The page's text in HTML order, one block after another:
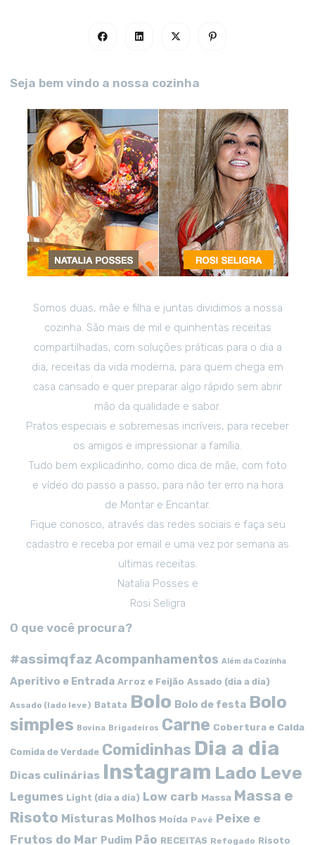
Seja bem vindo a nossa cozinha
Somos duas, mãe e filha e juntas dividimos a nossa
cozinha. São mais de mil e quinhentas receitas
compartilhadas, com soluções práticas para o dia a
dia, receitas da vida moderna, para quem chega em
casa cansado e quer preparar algo rápido sem abrir
mão da qualidade e sabor.
Pratos especiais e sobremesas incríveis, para receber
os amigos e impressionar a família.
Tudo bem explicadinho, como dica de mãe, com foto
e vídeo do passo a passo, para não ter erro na hora
de Montar e Encantar.
Fique conosco, através das redes sociais e faça seu
cadastro e receba por email e uma vez por semana as
ultimas receitas.
Natalia Posses e
Rosi Seligra
O que você procura?
#assimqfaz Acompanhamentos Além da Cozinha
Aperitivo e Entrada Arroz e Feijão Assado (dia a dia)
Assado (lado leve) Batata Bolo Bolo de festa Bolo
simples
Bovina Brigadeiros Carne Cobertura e Calda
Comida de Verdade Comidinhas Dia a dia
Dicas culinárias Instagram Lado Leve
Legumes Light (dia a dia) Low carb Massa Massa e
Risoto Misturas Molhos Moída Pavê Peixe e
Frutos do Mar Pudim Pão RECEITAS Refogado Risoto